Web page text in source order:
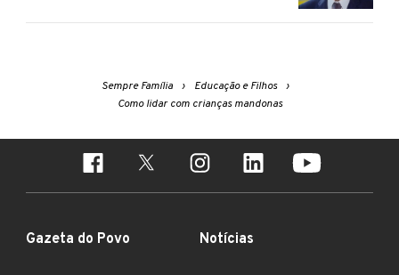
Sempre Família
Educação e Filhos
Como lidar com crianças mandonas
Gazeta do Povo Notícias